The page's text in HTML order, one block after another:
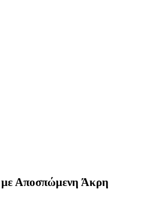
Αποσπώμενη Άκρη